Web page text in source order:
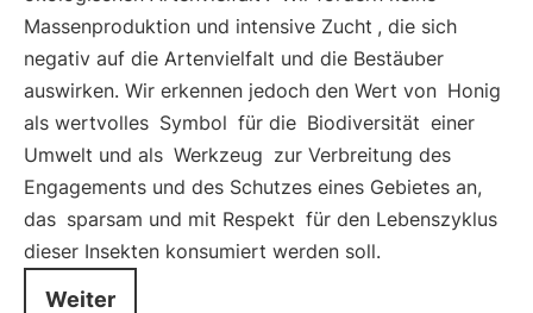
Massenproduktion und intensive Zucht , die sich
negativ auf die Artenvielfalt und die Bestäuber
auswirken. Wir erkennen jedoch den Wert von Honig
als wertvolles Symbol für die Biodiversität einer
Umwelt und als Werkzeug zur Verbreitung des
Engagements und des Schutzes eines Gebietes an,
das sparsam und mit Respekt für den Lebenszyklus
dieser Insekten konsumiert werden soll.
Weiter